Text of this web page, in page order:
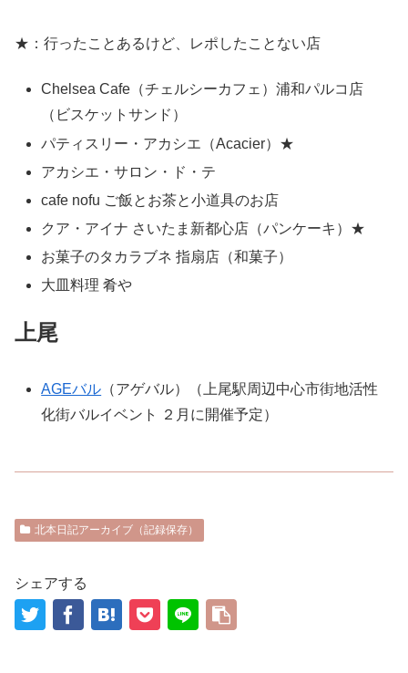
★：行ったことあるけど、レポしたことない店
Chelsea Cafe（チェルシーカフェ）浦和パルコ店
（ビスケットサンド）
パティスリー・アカシエ（Acacier）★
アカシエ・サロン・ド・テ
cafe nofu ご飯とお茶と小道具のお店
クア・アイナ さいたま新都心店（パンケーキ）★
お菓子のタカラブネ 指扇店（和菓子）
大皿料理 肴や
上尾
AGEバル （アゲバル）（上尾駅周辺中心市街地活性
化街バルイベント ２月に開催予定）
北本日記アーカイブ（記録保存）
シェアする